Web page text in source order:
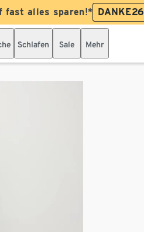
fast alles sparen!* DANKE26
Schlafen Sale Mehr